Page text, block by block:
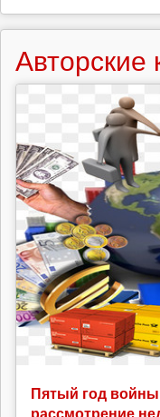
Авторские
Пятый год войны